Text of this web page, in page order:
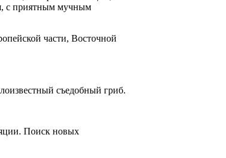
с приятным мучным
части, Восточной
съедобный гриб.
По­иск новых